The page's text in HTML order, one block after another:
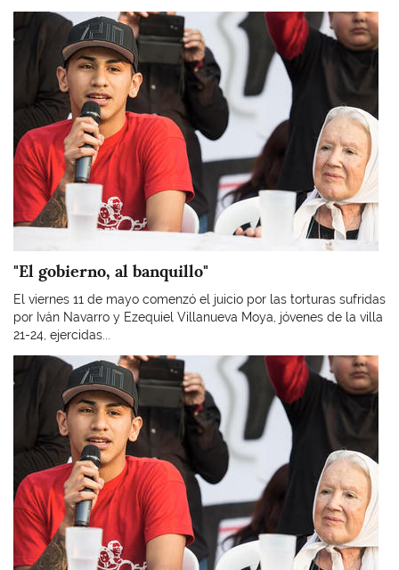
"El gobierno, al banquillo"
El viernes 11 de mayo comenzó el juicio por las torturas sufridas
por Iván Navarro y Ezequiel Villanueva Moya, jóvenes de la villa
21-24, ejercidas...